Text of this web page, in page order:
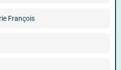
François